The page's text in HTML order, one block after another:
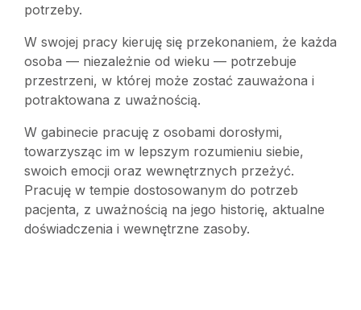
potrzeby.
W swojej pracy kieruję się przekonaniem, że każda
osoba — niezależnie od wieku — potrzebuje
przestrzeni, w której może zostać zauważona i
potraktowana z uważnością.
W gabinecie pracuję z osobami dorosłymi,
towarzysząc im w lepszym rozumieniu siebie,
swoich emocji oraz wewnętrznych przeżyć.
Pracuję w tempie dostosowanym do potrzeb
pacjenta, z uważnością na jego historię, aktualne
doświadczenia i wewnętrzne zasoby.